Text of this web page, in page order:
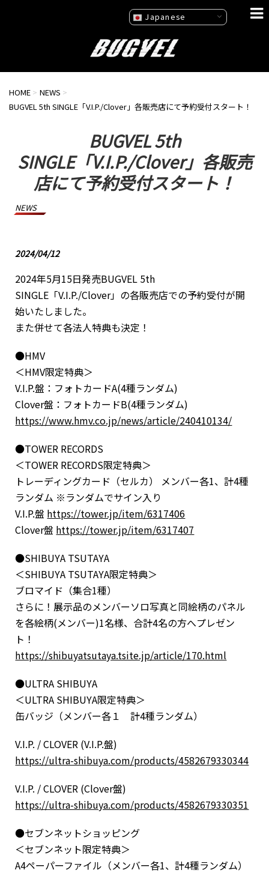
HOME > NEWS >
BUGVEL 5th SINGLE「V.I.P./Clover」各販売店にて予約受付スタート！
BUGVEL 5th
SINGLE「V.I.P./Clover」各販売
店にて予約受付スタート！
NEWS
2024/04/12
2024年5月15日発売BUGVEL 5th
SINGLE「V.I.P./Clover」の各販売店での予約受付が開
始いたしました。
また併せて各法人特典も決定！
●HMV
＜HMV限定特典＞
V.I.P.盤：フォトカードA(4種ランダム)
Clover盤：フォトカードB(4種ランダム)
https://www.hmv.co.jp/news/article/240410134/
●TOWER RECORDS
＜TOWER RECORDS限定特典＞
トレーディングカード（セルカ） メンバー各1、計4種
ランダム ※ランダムでサイン入り
V.I.P.盤 https://tower.jp/item/6317406
Clover盤 https://tower.jp/item/6317407
●SHIBUYA TSUTAYA
＜SHIBUYA TSUTAYA限定特典＞
ブロマイド（集合1種）
さらに！展示品のメンバーソロ写真と同絵柄のパネル
を各絵柄(メンバー)1名様、合計4名の方へプレゼン
ト！
https://shibuyatsutaya.tsite.jp/article/170.html
●ULTRA SHIBUYA
＜ULTRA SHIBUYA限定特典＞
缶バッジ（メンバー各１ 計4種ランダム）
V.I.P. / CLOVER (V.I.P.盤)
https://ultra-shibuya.com/products/4582679330344
V.I.P. / CLOVER (Clover盤)
https://ultra-shibuya.com/products/4582679330351
●セブンネットショッピング
＜セブンネット限定特典＞
A4ペーパーファイル（メンバー各1、計4種ランダム）
Japanese